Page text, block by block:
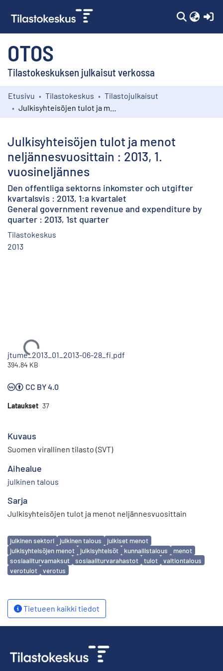
OTOS
Tilastokeskuksen julkaisut verkossa
Kokoelmat
Etusivu Tilastokeskus
Tilastojulkaisut
Julkisyhteisöjen tulot ja menot
neljännesvuosittain : 2013, 1.
vuosineljännes
Den offentliga sektorns inkomster och utgifter
kvartalsvis : 2013, 1:a kvartalet
General government revenue and expenditure by
quarter : 2013, 1st quarter
Tilastokeskus
2013
Ladataan...
jtume_2013_01_2013-06-28_fi.pdf
394.84 KB
CC BY 4.0
Lataukset 37
Kuvaus
Suomen virallinen tilasto (SVT)
Aihealue
julkinen talous
Sarja
Julkisyhteisöjen tulot ja menot neljännesvuosittain
Avainsanat
julkinen sektori julkinen talous
julkiset menot
julkisyhteisöjen menot
julkisyhteisöt kunnallistalous
menot
sosiaaliturvamaksut
sosiaaliturvarahastot tulot
valtiontalous
verotulot
verotus
Tietueen kaikki tiedot